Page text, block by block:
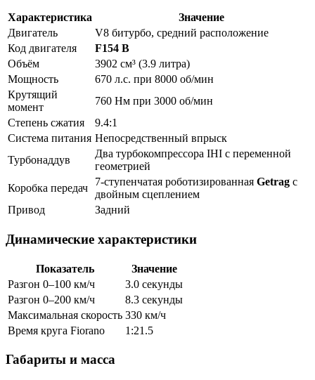
Характеристика
Значение
Двигатель
V8 битурбо, средний расположение
Код двигателя
F154 B
Объём
3902 см³ (3.9 литра)
Мощность
670 л.с. при 8000 об/мин
Крутящий
момент
760 Нм при 3000 об/мин
Степень сжатия
9.4:1
Система питания Непосредственный впрыск
Турбонаддув
Два турбокомпрессора IHI с переменной
геометрией
Коробка передач
7-ступенчатая роботизированная Getrag с
двойным сцеплением
Привод
Задний
Динамические характеристики
Показатель
Значение
Разгон 0–100 км/ч
3.0 секунды
Разгон 0–200 км/ч
8.3 секунды
Максимальная скорость 330 км/ч
Время круга Fiorano
1:21.5
Габариты и масса